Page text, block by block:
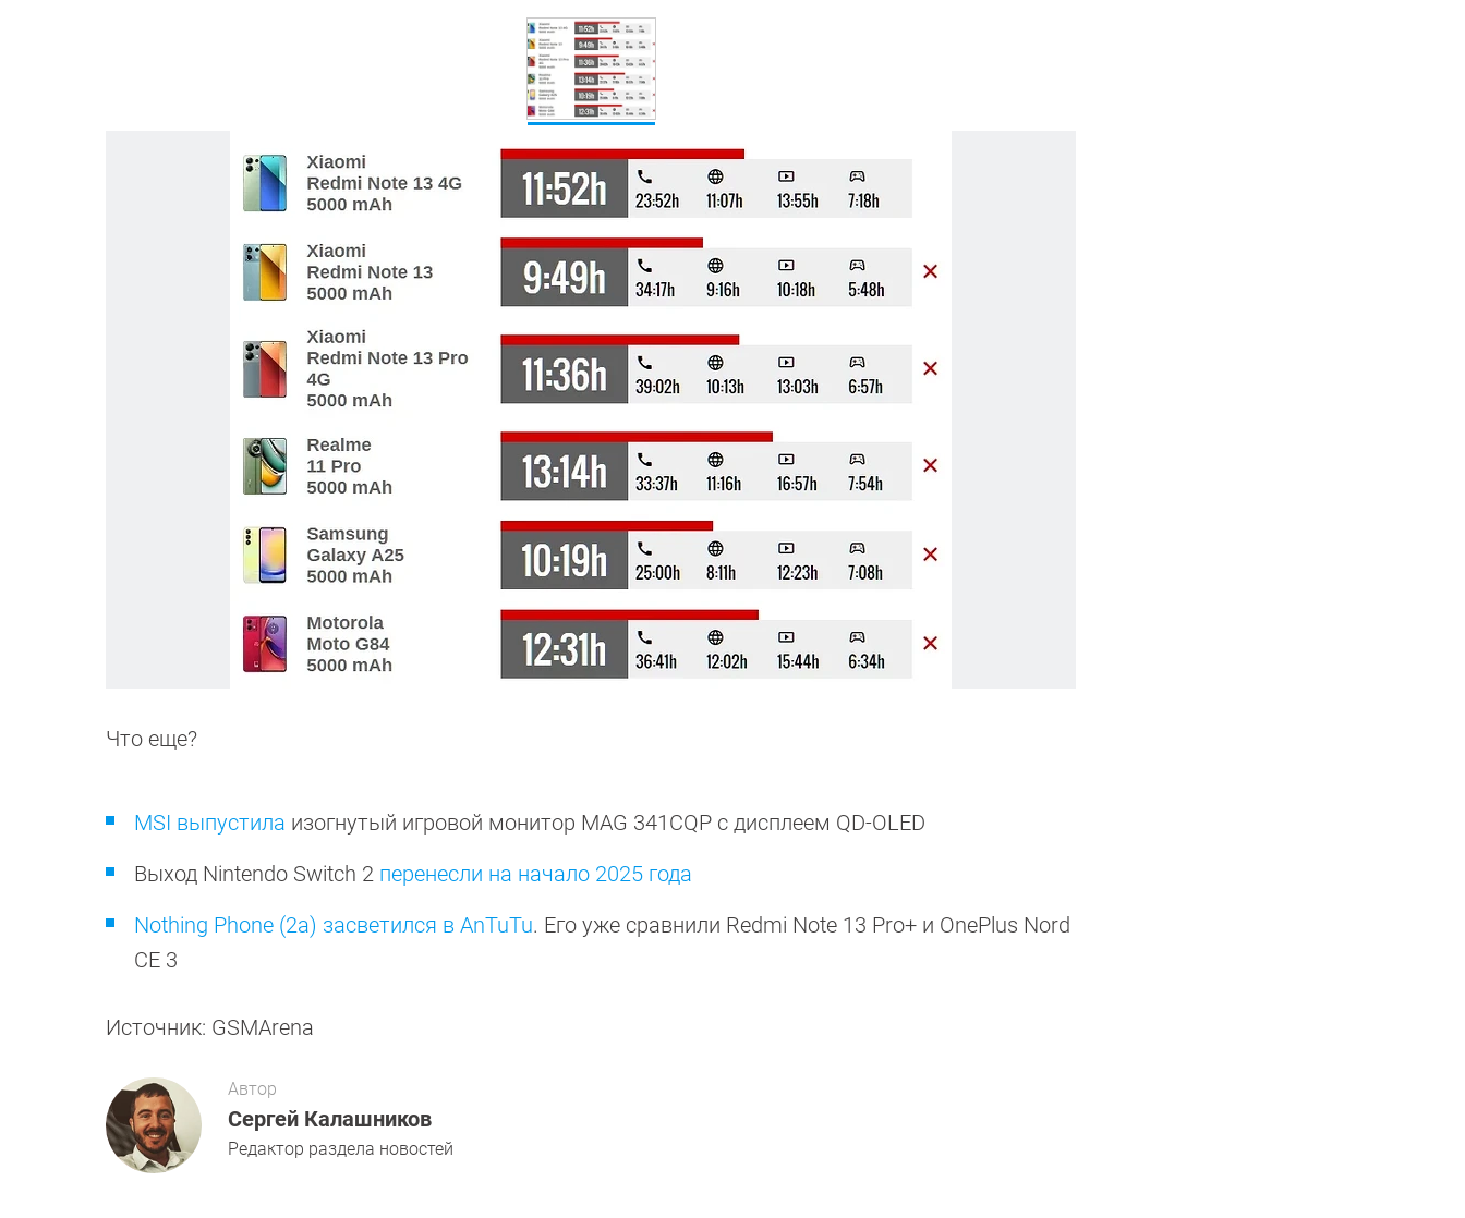
Что еще?
MSI выпустила изогнутый игровой монитор MAG 341CQP с дисплеем QD-OLED
Выход Nintendo Switch 2 перенесли на начало 2025 года
Nothing Phone (2a) засветился в AnTuTu. Его уже сравнили Redmi Note 13 Pro+ и OnePlus Nord
CE 3
Источник: GSMArena
Автор
Сергей Калашников
Редактор раздела новостей